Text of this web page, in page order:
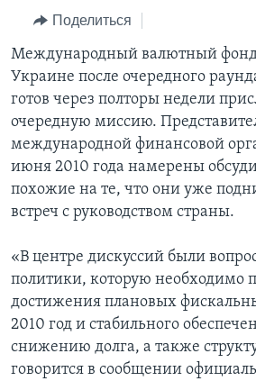
навигации
Перейти
поиск
ИТОГИ
ПОЧЕМУ ЭТО ВАЖНО?
ДИСКУССИЯ VOA
ДЕТАЛИ
НЬЮ-ЙОРК NEW YORK
АМЕРИКА. БОЛЬШОЕ
НАША АМЕРИКАНСКАЯ ИСТОРИЯ
А КАК В АМЕРИКЕ?
АРТЕФАКТЫ
АМЕРИКАНСКИЕ ГОРОДКИ
ТЕСТЫ
ИНТЕРВЬЮ
ФАКТЫ ПРОТИВ ФЕЙКОВ
ЗА СВОБОДУ ПРЕССЫ
УЧИМ АНГЛИЙСКИЙ
ВИДЕО
ПОДПИСКА НА НОВОСТИ
СОЦИАЛЬНЫЕ СЕТИ
Языки
Поделиться
Международный валютный фонд
Украине после очередного
готов через полторы недели
очередную миссию.
международной финансовой
июня 2010 года намерены
похожие на те, что они уже
встреч с руководством страны.
«В центре дискуссий были
политики, которую необходимо
достижения плановых
2010 год и стабильного
снижению долга, а также
говорится в сообщении